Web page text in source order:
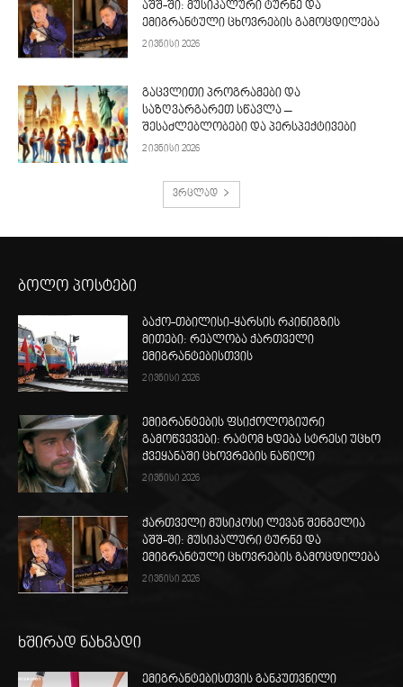
აშშ-ში: მუსიკალური ტურნე და
ემიგრანტული ცხოვრების გამოცდილება
2 ივნისი 2026
გაცვლითი პროგრამები და
საზღვარგარეთ სწავლა –
შესაძლებლობები და პერსპექტივები
2 ივნისი 2026
ვრცლად
ბოლო პოსტები
ბაქო-თბილისი-ყარსის რკინიგზის
მითები: რეალობა ქართველი
ემიგრანტებისთვის
2 ივნისი 2026
ემიგრანტების ფსიქოლოგიური
გამოწვევები: რატომ ხდება სტრესი უცხო
ქვეყანაში ცხოვრების ნაწილი
2 ივნისი 2026
ქართველი მუსიკოსი ლევან შენგელია
აშშ-ში: მუსიკალური ტურნე და
ემიგრანტული ცხოვრების გამოცდილება
2 ივნისი 2026
ხშირად ნახვადი
ემიგრანტებისთვის განკუთვნილი